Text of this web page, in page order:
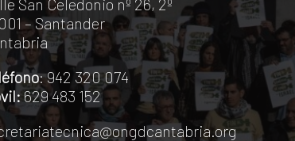
San Celedonio nº 26, 2º
– Santander
: 942 320 074
629 483 152